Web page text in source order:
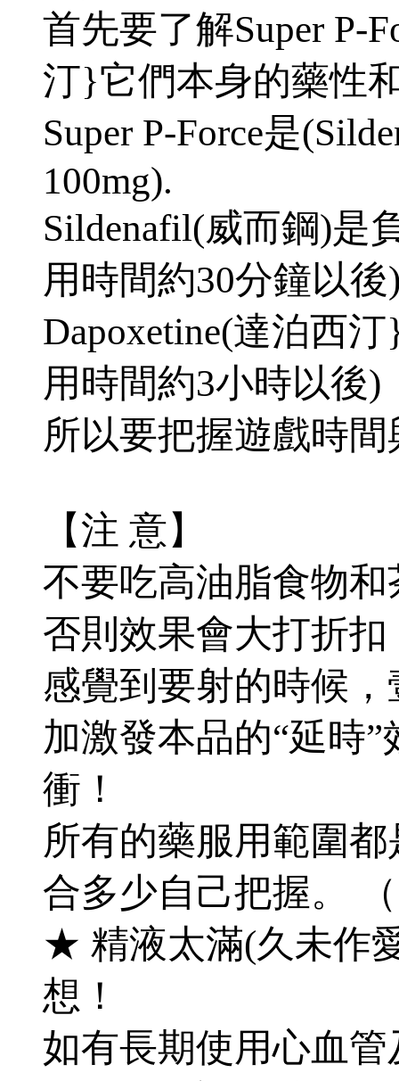
首先要了解Super P-
汀}它們本身的藥性
Super P-Force是
100mg).
Sildenafil(威而鋼)是
用時間約30分鐘以
Dapoxetine(達泊西
用時間約3小時以後)
所以要把握遊戲時
【注 意】
不要吃高油脂食物
否則效果會大打折扣
感覺到要射的時候
加激發本品的“延時
衝！
所有的藥服用範圍
合多少自己把握。
★ 精液太滿(久未作
想！
如有長期使用心血